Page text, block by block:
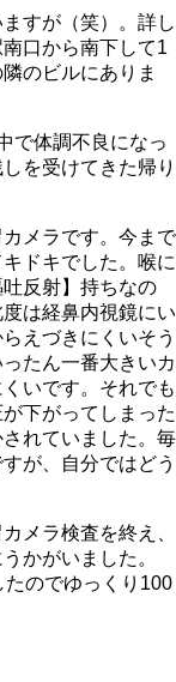
すが（笑）。詳し
口から南下して1
のビルにありま
で体調不良になっ
を受けてきた帰り
メラです。今まで
ドキでした。喉に
反射】持ちなの
は経鼻内視鏡にい
えづきにくいそう
たん一番大きいカ
いです。それでも
下がってしまった
れていました。毎
が、自分ではどう
メラ検査を終え、
かがいました。
のでゆっくり100